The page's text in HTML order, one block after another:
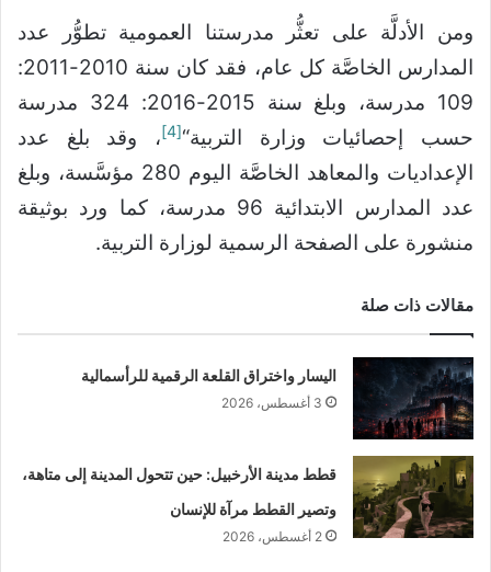
ومن الأدلَّة على تعثُّر مدرستنا العمومية تطوُّر عدد
المدارس الخاصَّة كل عام، فقد كان سنة 2010-2011:
109 مدرسة، وبلغ سنة 2015-2016: 324 مدرسة
حسب إحصائيات وزارة التربية“[4]
، وقد بلغ عدد
الإعداديات والمعاهد الخاصَّة اليوم 280 مؤسَّسة، وبلغ
عدد المدارس الابتدائية 96 مدرسة، كما ورد بوثيقة
منشورة على الصفحة الرسمية لوزارة التربية.
مقالات ذات صلة
اليسار واختراق القلعة الرقمية للرأسمالية
3 أغسطس، 2026
قطط مدينة الأرخبيل: حين تتحول المدينة إلى متاهة،
وتصير القطط مرآة للإنسان
2 أغسطس، 2026